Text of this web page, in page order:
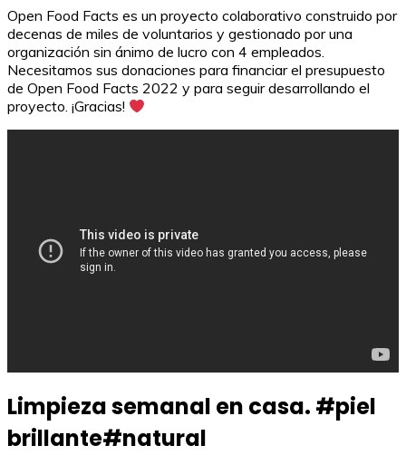
Open Food Facts es un proyecto colaborativo construido por
decenas de miles de voluntarios y gestionado por una
organización sin ánimo de lucro con 4 empleados.
Necesitamos sus donaciones para financiar el presupuesto
de Open Food Facts 2022 y para seguir desarrollando el
proyecto. ¡Gracias!
Limpieza semanal en casa. #piel
brillante#natural